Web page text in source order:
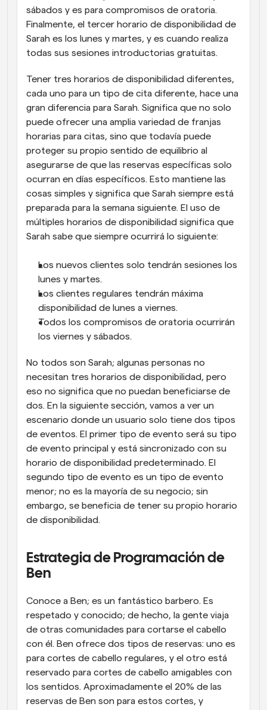
sábados y es para compromisos de oratoria.
Finalmente, el tercer horario de disponibilidad de
Sarah es los lunes y martes, y es cuando realiza
todas sus sesiones introductorias gratuitas.
Tener tres horarios de disponibilidad diferentes,
cada uno para un tipo de cita diferente, hace una
gran diferencia para Sarah. Significa que no solo
puede ofrecer una amplia variedad de franjas
horarias para citas, sino que todavía puede
proteger su propio sentido de equilibrio al
asegurarse de que las reservas específicas solo
ocurran en días específicos. Esto mantiene las
cosas simples y significa que Sarah siempre está
preparada para la semana siguiente. El uso de
múltiples horarios de disponibilidad significa que
Sarah sabe que siempre ocurrirá lo siguiente:
Los nuevos clientes solo tendrán sesiones los
lunes y martes.
Los clientes regulares tendrán máxima
disponibilidad de lunes a viernes.
Todos los compromisos de oratoria ocurrirán
los viernes y sábados.
No todos son Sarah; algunas personas no
necesitan tres horarios de disponibilidad, pero
eso no significa que no puedan beneficiarse de
dos. En la siguiente sección, vamos a ver un
escenario donde un usuario solo tiene dos tipos
de eventos. El primer tipo de evento será su tipo
de evento principal y está sincronizado con su
horario de disponibilidad predeterminado. El
segundo tipo de evento es un tipo de evento
menor; no es la mayoría de su negocio; sin
embargo, se beneficia de tener su propio horario
de disponibilidad.
Estrategia de Programación de
Ben
Conoce a Ben; es un fantástico barbero. Es
respetado y conocido; de hecho, la gente viaja
de otras comunidades para cortarse el cabello
con él. Ben ofrece dos tipos de reservas: uno es
para cortes de cabello regulares, y el otro está
reservado para cortes de cabello amigables con
los sentidos. Aproximadamente el 20% de las
reservas de Ben son para estos cortes, y